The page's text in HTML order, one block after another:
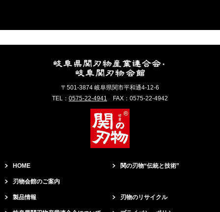
〒501-3874 岐阜県関市平和通4-12-6
TEL： 0575-22-4941 FAX：0575-22-4942
HOME 関の刃物“伝統と技術”
刃物会館のご案内
製品情報 刃物のリサイクル